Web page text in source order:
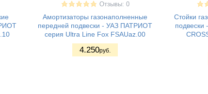
Отзывы: 0
Амортизаторы газонаполненные
передней подвески - УАЗ ПАТРИОТ
серия Ultra Line Fox FSAUaz.00
4.250руб.
Стойки
подвески